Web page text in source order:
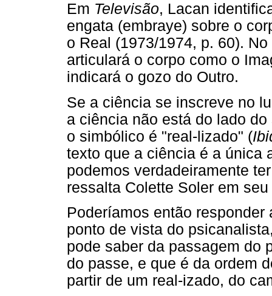
Em Televisão, Lacan
engata (embraye) sobre o
o Real (1973/1974, p. 60).
articulará o corpo como o
indicará o gozo do Outro.
Se a ciência se inscreve no
a ciência não está do lado
o simbólico é "real-lizado" (
texto que a ciência é a única
podemos verdadeiramente
ressalta Colette Soler em
Poderíamos então
ponto de vista do
pode saber da passagem do
do passe, e que é da ordem
partir de um real-izado, do